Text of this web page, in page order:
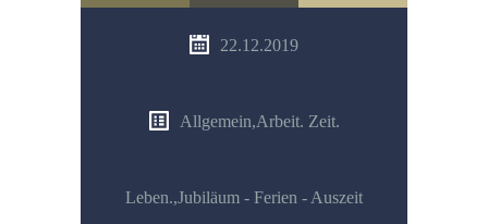
22.12.2019
Allgemein,Arbeit. Zeit.
Leben.,Jubiläum - Ferien - Auszeit